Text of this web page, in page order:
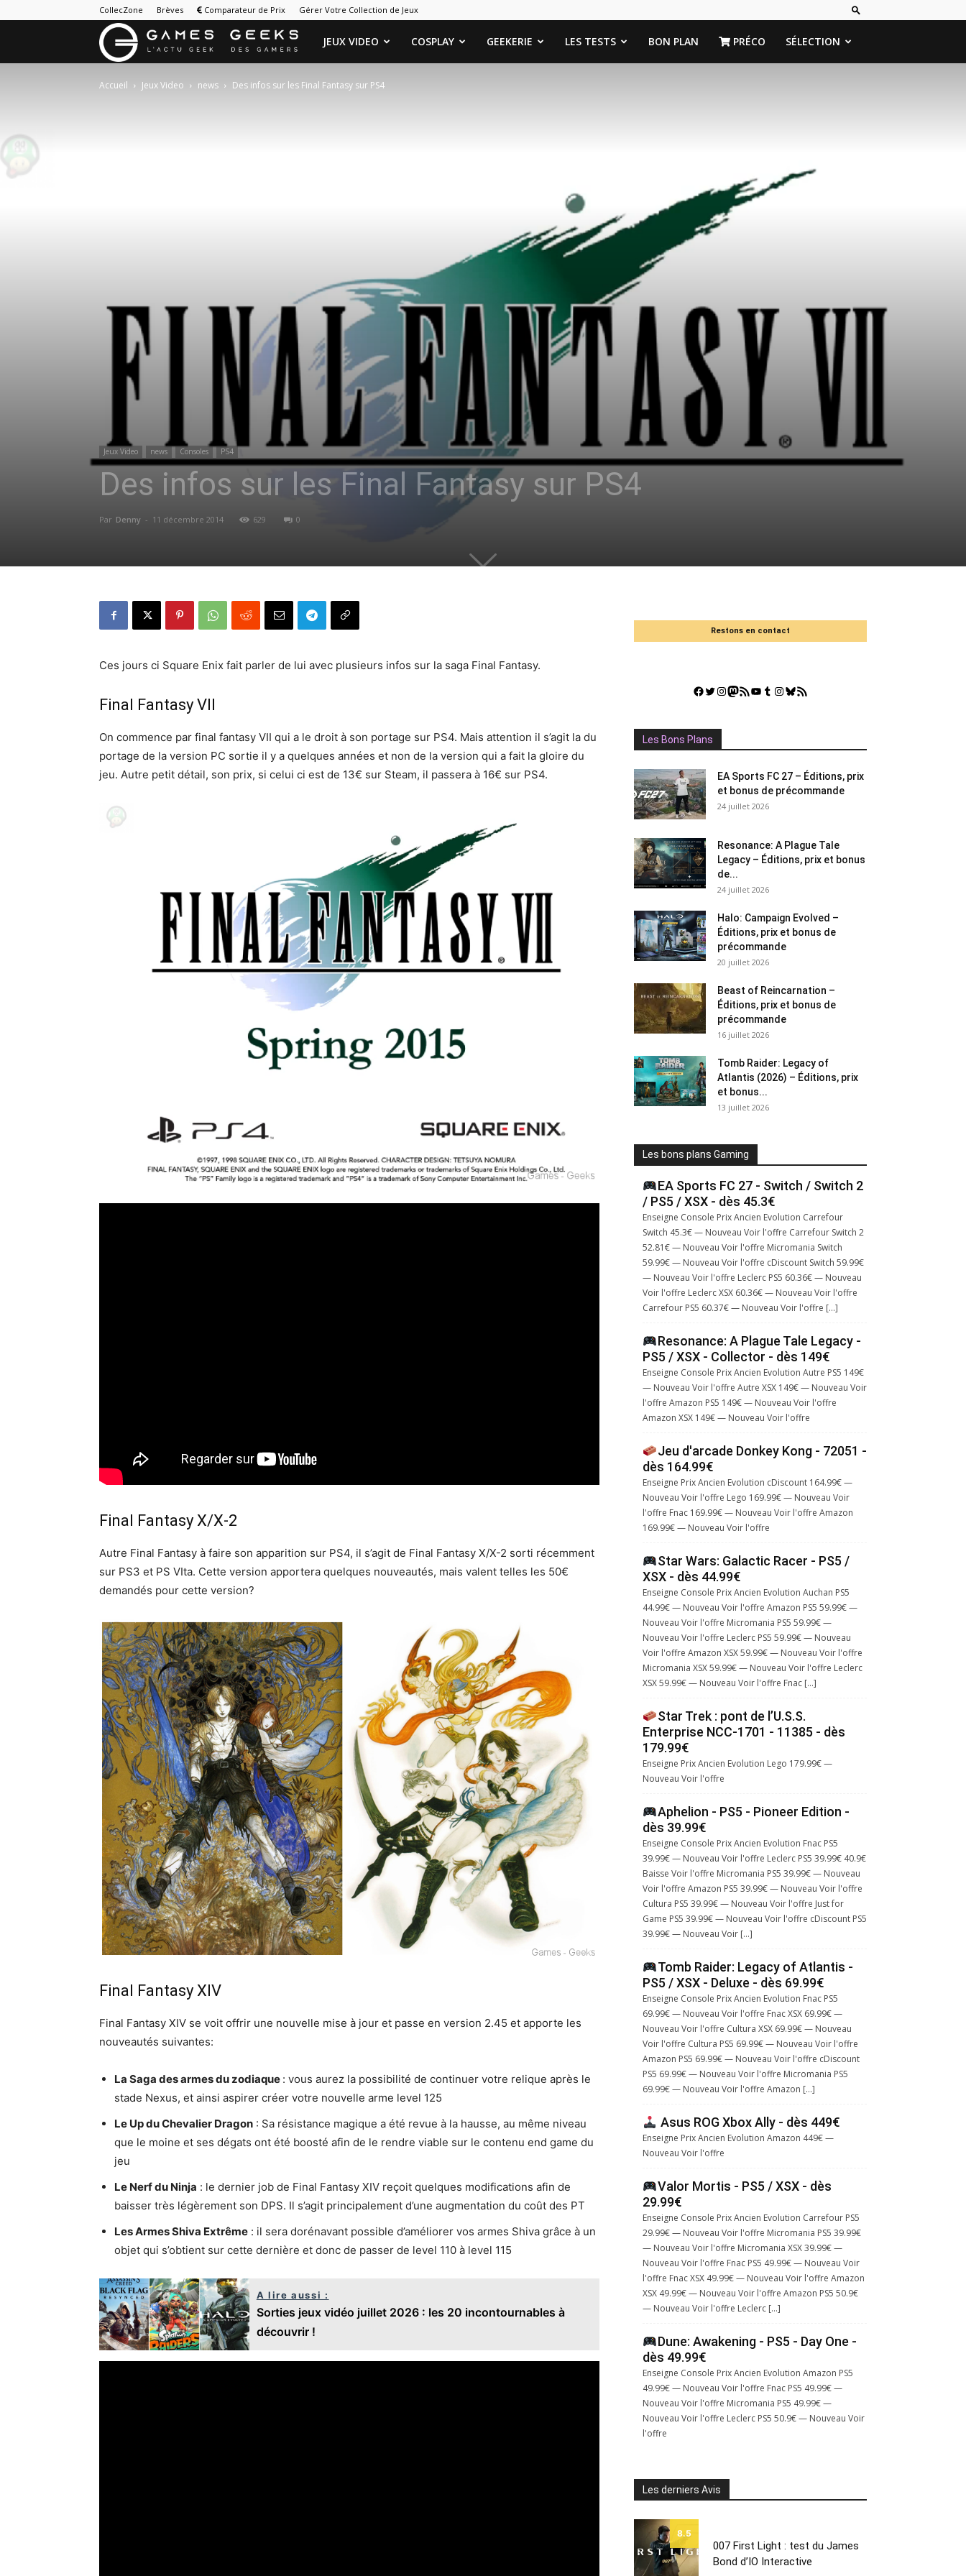
CollecZone Brèves Comparateur de Prix Gérer Votre Collection de Jeux
Games
&
JEUX VIDEO COSPLAY GEEKERIE LES TESTS BON PLAN PRÉCO SÉLECTION
Accueil Jeux Video news Des infos sur les Final Fantasy sur PS4
Jeux Video news Consoles PS4
Des infos sur les Final Fantasy sur PS4
Par Denny - 11 décembre 2014 629 0
Ces jours ci Square Enix fait parler de lui avec plusieurs infos sur la saga Final Fantasy.
Final Fantasy VII
On commence par final fantasy VII qui a le droit à son portage sur PS4. Mais attention il s’agit la du
portage de la version PC sortie il y a quelques années et non de la version qui a fait la gloire du
jeu. Autre petit détail, son prix, si celui ci est de 13€ sur Steam, il passera à 16€ sur PS4.
Final Fantasy X/X-2
Autre Final Fantasy à faire son apparition sur PS4, il s’agit de Final Fantasy X/X-2 sorti récemment
sur PS3 et PS VIta. Cette version apportera quelques nouveautés, mais valent telles les 50€
demandés pour cette version?
Final Fantasy XIV
Final Fantasy XIV se voit offrir une nouvelle mise à jour et passe en version 2.45 et apporte les
nouveautés suivantes:
La Saga des armes du zodiaque : vous aurez la possibilité de continuer votre relique après le
stade Nexus, et ainsi aspirer créer votre nouvelle arme level 125
Le Up du Chevalier Dragon : Sa résistance magique a été revue à la hausse, au même niveau
que le moine et ses dégats ont été boosté afin de le rendre viable sur le contenu end game du
jeu
Le Nerf du Ninja : le dernier job de Final Fantasy XIV reçoit quelques modifications afin de
baisser très légèrement son DPS. Il s’agit principalement d’une augmentation du coût des PT
Les Armes Shiva Extrême : il sera dorénavant possible d’améliorer vos armes Shiva grâce à un
objet qui s’obtient sur cette dernière et donc de passer de level 110 à level 115
A lire aussi :
Sorties jeux vidéo juillet 2026 : les 20 incontournables à
découvrir !
Restons en contact
Facebook
Twitter
Instagram
Mastodon
Flux RSSYouTube
Tumblr
Instagram
Bluesky
GestGame
Les Bons Plans
EA Sports FC 27 – Éditions, prix
et bonus de précommande
24 juillet 2026
Resonance: A Plague Tale
Legacy – Éditions, prix et bonus
de...
24 juillet 2026
Halo: Campaign Evolved –
Éditions, prix et bonus de
précommande
20 juillet 2026
Beast of Reincarnation –
Éditions, prix et bonus de
précommande
16 juillet 2026
Tomb Raider: Legacy of
Atlantis (2026) – Éditions, prix
et bonus...
13 juillet 2026
Les bons plans Gaming
EA Sports FC 27 - Switch / Switch 2
/ PS5 / XSX - dès 45.3€
Enseigne Console Prix Ancien Evolution Carrefour
Switch 45.3€ — Nouveau Voir l'offre Carrefour Switch 2
52.81€ — Nouveau Voir l'offre Micromania Switch
59.99€ — Nouveau Voir l'offre cDiscount Switch 59.99€
— Nouveau Voir l'offre Leclerc PS5 60.36€ — Nouveau
Voir l'offre Leclerc XSX 60.36€ — Nouveau Voir l'offre
Carrefour PS5 60.37€ — Nouveau Voir l'offre […]
Resonance: A Plague Tale Legacy -
PS5 / XSX - Collector - dès 149€
Enseigne Console Prix Ancien Evolution Autre PS5 149€
— Nouveau Voir l'offre Autre XSX 149€ — Nouveau Voir
l'offre Amazon PS5 149€ — Nouveau Voir l'offre
Amazon XSX 149€ — Nouveau Voir l'offre
Jeu d'arcade Donkey Kong - 72051 -
dès 164.99€
Enseigne Prix Ancien Evolution cDiscount 164.99€ —
Nouveau Voir l'offre Lego 169.99€ — Nouveau Voir
l'offre Fnac 169.99€ — Nouveau Voir l'offre Amazon
169.99€ — Nouveau Voir l'offre
Star Wars: Galactic Racer - PS5 /
XSX - dès 44.99€
Enseigne Console Prix Ancien Evolution Auchan PS5
44.99€ — Nouveau Voir l'offre Amazon PS5 59.99€ —
Nouveau Voir l'offre Micromania PS5 59.99€ —
Nouveau Voir l'offre Leclerc PS5 59.99€ — Nouveau
Voir l'offre Amazon XSX 59.99€ — Nouveau Voir l'offre
Micromania XSX 59.99€ — Nouveau Voir l'offre Leclerc
XSX 59.99€ — Nouveau Voir l'offre Fnac […]
Star Trek : pont de l’U.S.S.
Enterprise NCC-1701 - 11385 - dès
179.99€
Enseigne Prix Ancien Evolution Lego 179.99€ —
Nouveau Voir l'offre
Aphelion - PS5 - Pioneer Edition -
dès 39.99€
Enseigne Console Prix Ancien Evolution Fnac PS5
39.99€ — Nouveau Voir l'offre Leclerc PS5 39.99€ 40.9€
Baisse Voir l'offre Micromania PS5 39.99€ — Nouveau
Voir l'offre Amazon PS5 39.99€ — Nouveau Voir l'offre
Cultura PS5 39.99€ — Nouveau Voir l'offre Just for
Game PS5 39.99€ — Nouveau Voir l'offre cDiscount PS5
39.99€ — Nouveau Voir […]
Tomb Raider: Legacy of Atlantis -
PS5 / XSX - Deluxe - dès 69.99€
Enseigne Console Prix Ancien Evolution Fnac PS5
69.99€ — Nouveau Voir l'offre Fnac XSX 69.99€ —
Nouveau Voir l'offre Cultura XSX 69.99€ — Nouveau
Voir l'offre Cultura PS5 69.99€ — Nouveau Voir l'offre
Amazon PS5 69.99€ — Nouveau Voir l'offre cDiscount
PS5 69.99€ — Nouveau Voir l'offre Micromania PS5
69.99€ — Nouveau Voir l'offre Amazon […]
Asus ROG Xbox Ally - dès 449€
Enseigne Prix Ancien Evolution Amazon 449€ —
Nouveau Voir l'offre
Valor Mortis - PS5 / XSX - dès
29.99€
Enseigne Console Prix Ancien Evolution Carrefour PS5
29.99€ — Nouveau Voir l'offre Micromania PS5 39.99€
— Nouveau Voir l'offre Micromania XSX 39.99€ —
Nouveau Voir l'offre Fnac PS5 49.99€ — Nouveau Voir
l'offre Fnac XSX 49.99€ — Nouveau Voir l'offre Amazon
XSX 49.99€ — Nouveau Voir l'offre Amazon PS5 50.9€
— Nouveau Voir l'offre Leclerc […]
Dune: Awakening - PS5 - Day One -
dès 49.99€
Enseigne Console Prix Ancien Evolution Amazon PS5
49.99€ — Nouveau Voir l'offre Fnac PS5 49.99€ —
Nouveau Voir l'offre Micromania PS5 49.99€ —
Nouveau Voir l'offre Leclerc PS5 50.9€ — Nouveau Voir
l'offre
Les derniers Avis
8.5
007 First Light : test du James
Bond d’IO Interactive